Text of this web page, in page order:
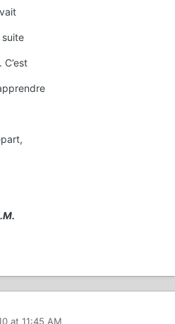
suite
at 11:45 AM